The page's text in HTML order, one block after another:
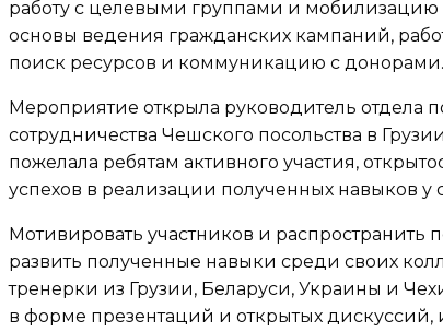
работу с целевыми группами и мобилизацию
основы ведения гражданских кампаний,
поиск ресурсов и коммуникацию с донорами.
Мероприятие открыла руководитель отдела
сотрудничества Чешского посольства в
пожелала ребятам активного участия,
успехов в реализации полученных навыков у
Мотивировать участников и распространить
развить полученные навыки среди своих
тренерки из Грузии, Беларуси, Украины и
в форме презентаций и открытых дискуссий,